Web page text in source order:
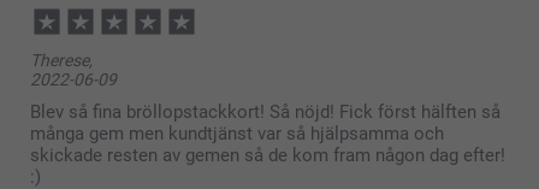
09:13
Hej,
Stort tack för dina 5 stjärnor och omdöme, kul att du
är nöjd med dina multikort!
Vi önskar dig en fin helg!
Varma hälsningar,
Miia på Smartphoto
Therese,
2022-06-09
Blev så fina bröllopstackkort! Så nöjd! Fick först hälften så
många gem men kundtjänst var så hjälpsamma och
skickade resten av gemen så de kom fram någon dag efter!
:)